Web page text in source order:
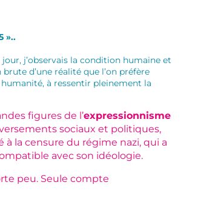
»..
j’observais la condition humaine et
d’une réalité que l’on préfère
à ressentir pleinement la
figures de l’expressionnisme
sociaux et politiques,
la censure du régime nazi, qui a
avec son idéologie.
peu. Seule compte